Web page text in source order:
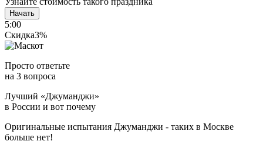
Начать
5:00
Скидка3%
Просто ответьте
на 3 вопроса
Лучший «Джуманджи»
в России и вот почему
Оригинальные испытания Джуманджи - таких в Москве
больше нет!